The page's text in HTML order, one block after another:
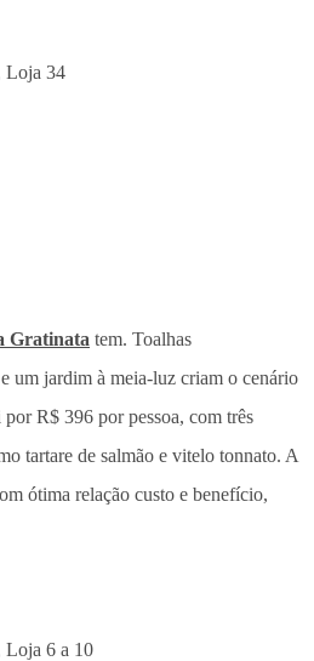
Loja 34
Gratinata tem. Toalhas
um jardim à meia-luz criam o cenário
R$ 396 por pessoa, com três
tartare de salmão e vitelo tonnato. A
ótima relação custo e benefício,
Loja 6 a 10